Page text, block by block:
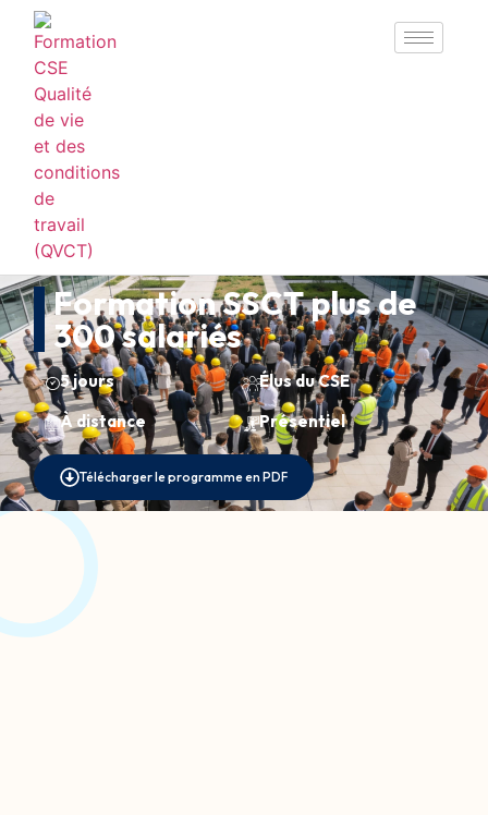
Formation SSCT plus de
300 salariés
5 jours
Élus du CSE
À distance
Présentiel
Télécharger le programme en PDF